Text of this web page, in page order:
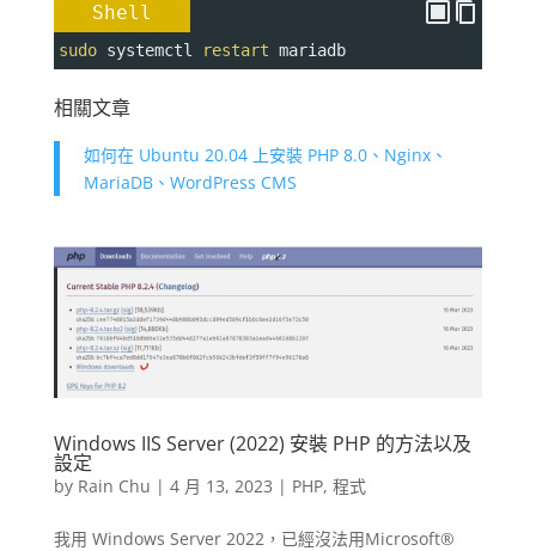
Shell
sudo systemctl restart mariadb
相關文章
如何在 Ubuntu 20.04 上安裝 PHP 8.0、Nginx、
MariaDB、WordPress CMS
Windows IIS Server (2022) 安裝 PHP 的方法以及
設定
by Rain Chu | 4 月 13, 2023 | PHP, 程式
我用 Windows Server 2022，已經沒法用Microsoft®